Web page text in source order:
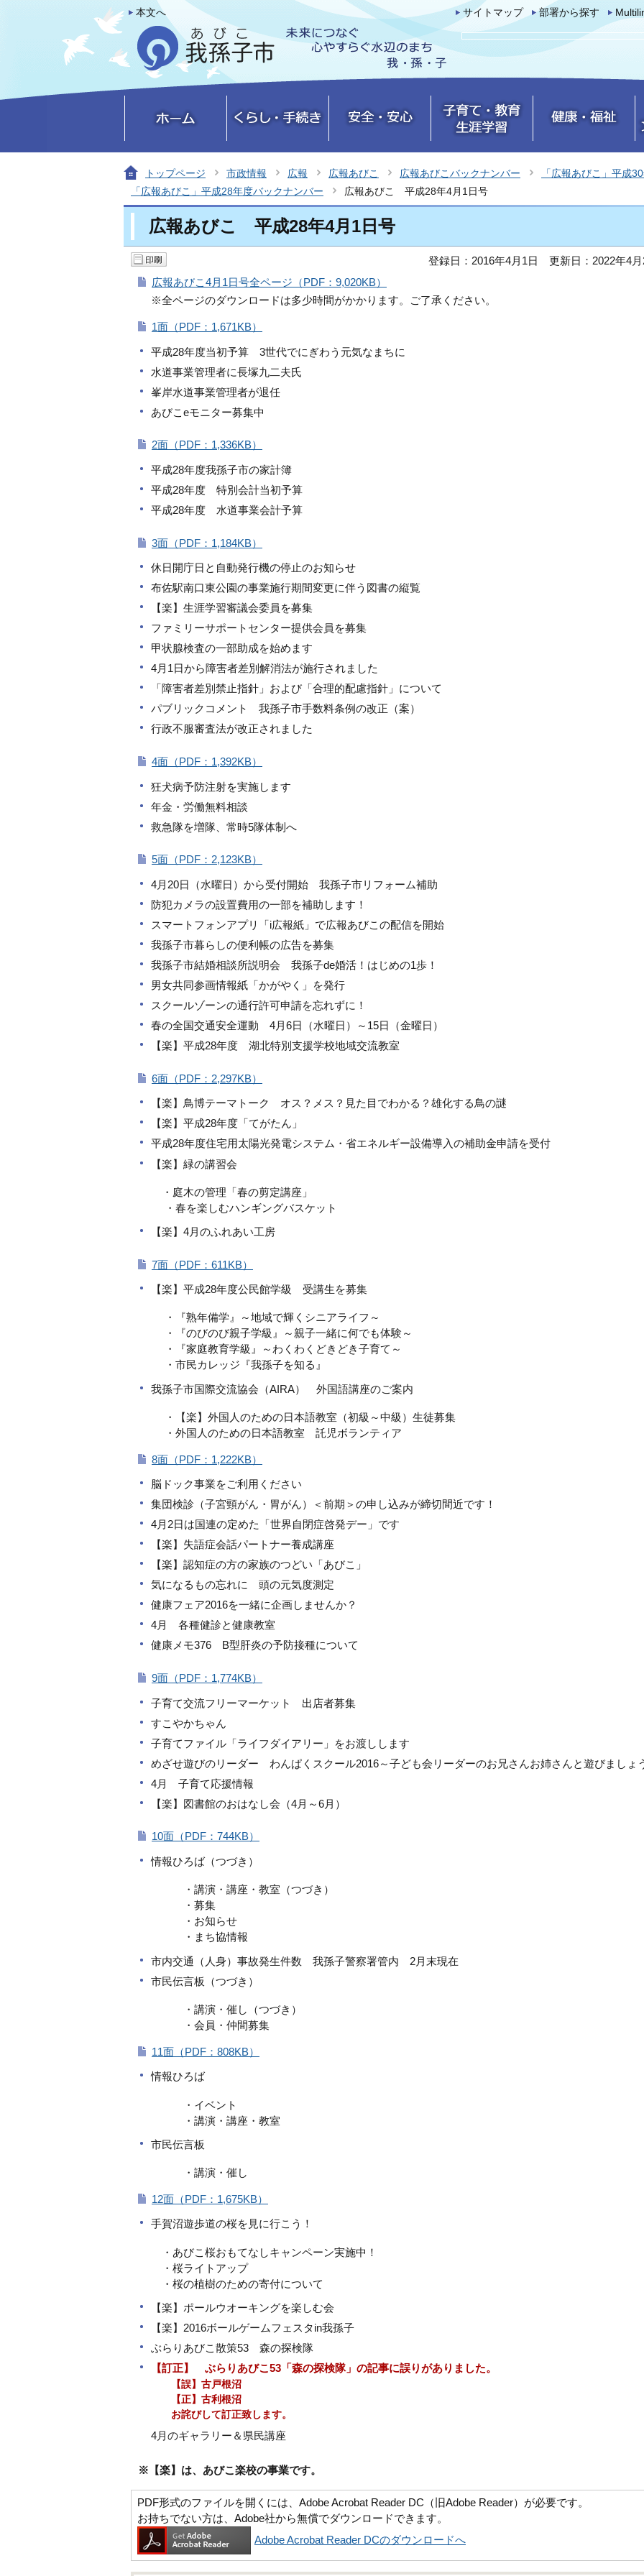
本文へ サイトマップ 部署から探す
トップページ 市政情報 広報 広報あびこ 広報あびこバックナンバー
「広報あびこ」平成
「広報あびこ」平成28年度バックナンバー
広報あびこ 平成28年4月1日号
広報あびこ 平成28年4月1日号
登録日：2016年4月1日
更新日：2022年4
広報あびこ4月1日号全ページ（PDF：9,020KB）
※全ページのダウンロードは多少時間がかかります。ご了承ください。
1面（PDF：1,671KB）
平成28年度当初予算 3世代でにぎわう元気なまちに
水道事業管理者に長塚九二夫氏
峯岸水道事業管理者が退任
あびこeモニター募集中
2面（PDF：1,336KB）
平成28年度我孫子市の家計簿
平成28年度 特別会計当初予算
平成28年度 水道事業会計予算
3面（PDF：1,184KB）
休日開庁日と自動発行機の停止のお知らせ
布佐駅南口東公園の事業施行期間変更に伴う図書の縦覧
【楽】生涯学習審議会委員を募集
ファミリーサポートセンター提供会員を募集
甲状腺検査の一部助成を始めます
4月1日から障害者差別解消法が施行されました
「障害者差別禁止指針」および「合理的配慮指針」について
パブリックコメント 我孫子市手数料条例の改正（案）
行政不服審査法が改正されました
4面（PDF：1,392KB）
狂犬病予防注射を実施します
年金・労働無料相談
救急隊を増隊、常時5隊体制へ
5面（PDF：2,123KB）
4月20日（水曜日）から受付開始 我孫子市リフォーム補助
防犯カメラの設置費用の一部を補助します！
スマートフォンアプリ「i広報紙」で広報あびこの配信を開始
我孫子市暮らしの便利帳の広告を募集
我孫子市結婚相談所説明会 我孫子de婚活！はじめの1歩！
男女共同参画情報紙「かがやく」を発行
スクールゾーンの通行許可申請を忘れずに！
春の全国交通安全運動 4月6日（水曜日）～15日（金曜日）
【楽】平成28年度 湖北特別支援学校地域交流教室
6面（PDF：2,297KB）
【楽】鳥博テーマトーク オス？メス？見た目でわかる？雄化する鳥の謎
【楽】平成28年度「てがたん」
平成28年度住宅用太陽光発電システム・省エネルギー設備導入の補助金申請を受付
【楽】緑の講習会
・庭木の管理「春の剪定講座」
・春を楽しむハンギングバスケット
【楽】4月のふれあい工房
7面（PDF：611KB）
【楽】平成28年度公民館学級 受講生を募集
・『熟年備学』～地域で輝くシニアライフ～
・『のびのび親子学級』～親子一緒に何でも体験～
・『家庭教育学級』～わくわくどきどき子育て～
・市民カレッジ『我孫子を知る』
我孫子市国際交流協会（AIRA） 外国語講座のご案内
・【楽】外国人のための日本語教室（初級～中級）生徒募集
・外国人のための日本語教室 託児ボランティア
8面（PDF：1,222KB）
脳ドック事業をご利用ください
集団検診（子宮頸がん・胃がん）＜前期＞の申し込みが締切間近です！
4月2日は国連の定めた「世界自閉症啓発デー」です
【楽】失語症会話パートナー養成講座
【楽】認知症の方の家族のつどい「あびこ」
気になるもの忘れに 頭の元気度測定
健康フェア2016を一緒に企画しませんか？
4月 各種健診と健康教室
健康メモ376 B型肝炎の予防接種について
9面（PDF：1,774KB）
子育て交流フリーマーケット 出店者募集
すこやかちゃん
子育てファイル「ライフダイアリー」をお渡しします
めざせ遊びのリーダー わんぱくスクール2016～子ども会リーダーのお兄さんお姉さんと遊びましょ
4月 子育て応援情報
【楽】図書館のおはなし会（4月～6月）
10面（PDF：744KB）
情報ひろば（つづき）
・講演・講座・教室（つづき）
・募集
・お知らせ
・まち協情報
市内交通（人身）事故発生件数 我孫子警察署管内 2月末現在
市民伝言板（つづき）
・講演・催し（つづき）
・会員・仲間募集
11面（PDF：808KB）
情報ひろば
・イベント
・講演・講座・教室
市民伝言板
・講演・催し
12面（PDF：1,675KB）
手賀沼遊歩道の桜を見に行こう！
・あびこ桜おもてなしキャンペーン実施中！
・桜ライトアップ
・桜の植樹のための寄付について
【楽】ポールウオーキングを楽しむ会
【楽】2016ボールゲームフェスタin我孫子
ぶらりあびこ散策53 森の探検隊
【訂正】 ぶらりあびこ53「森の探検隊」の記事に誤りがありました。
【誤】古戸根沼
【正】古利根沼
お詫びして訂正致します。
4月のギャラリー＆県民講座
※【楽】は、あびこ楽校の事業です。
PDF形式のファイルを開くには、Adobe Acrobat Reader DC（旧Adobe Reader）が必要です。
お持ちでない方は、Adobe社から無償でダウンロードできます。
Adobe Acrobat Reader DCのダウンロードへ